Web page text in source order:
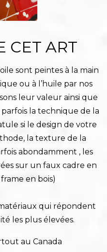
CET ART
sont peintes à la main
ou à l’huile par nos
leur valeur ainsi que
la technique de la
si le design de votre
la texture de la
abondamment , les
sur un faux cadre en
en bois)
qui répondent
les plus élevées.
au Canada